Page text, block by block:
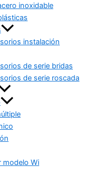
inoxidable
instalación
de serie bridas
de serie roscada
modelo Wi